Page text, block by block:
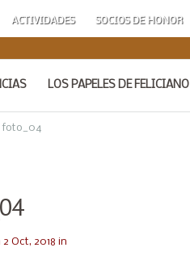
ACTIVIDADES SOCIOS DE HONOR
LOS PAPELES DE FELICIANO
foto_04
Oct, 2018 in